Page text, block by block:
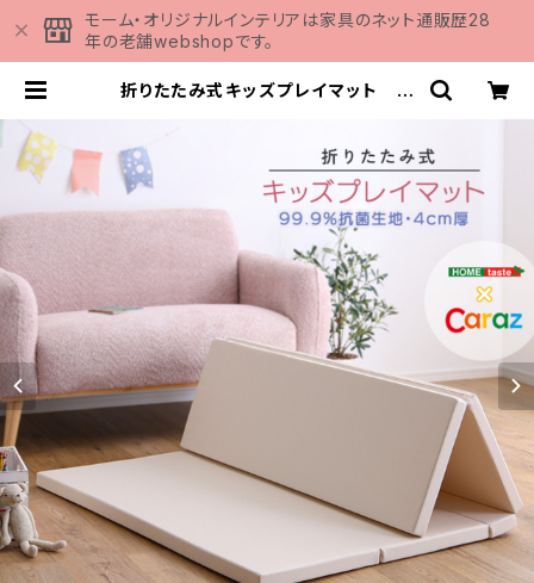
モーム・オリジナルインテリアは家具のネット通販歴28
年の老舗webshopです。
折りたたみ式キッズプレイマット M